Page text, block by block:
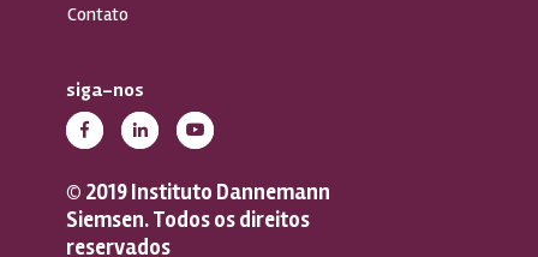
Contato
siga-nos
© 2019 Instituto Dannemann
Siemsen. Todos os direitos
reservados